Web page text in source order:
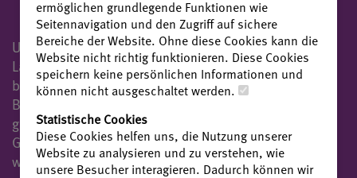
ermöglichen grundlegende Funktionen wie
Seitennavigation und den Zugriff auf sichere
Bereiche der Website. Ohne diese Cookies kann die
Website nicht richtig funktionieren. Diese Cookies
speichern keine persönlichen Informationen und
können nicht ausgeschaltet werden.
Statistische Cookies
Diese Cookies helfen uns, die Nutzung unserer
Website zu analysieren und zu verstehen, wie
unsere Besucher interagieren. Dadurch können wir
Ulrich war von Beruf Schmied in Sulmingen,
Landwirt und Familienvater. Vermutlich aufgrund
besonderer Führungsqualitäten wurde er von den
Bauern in Baltringen (bei Ulm) zum Anführer
gewählt. Auch andere Mitglieder seiner
Großfamilie, wie sein Schwiegervater Hans Warner,
wurden zu Führern im Bauernkrieg.